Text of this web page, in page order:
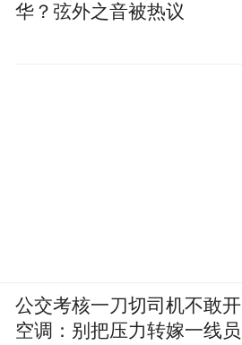
华？弦外之音被热议
公交考核一刀切司机不敢开
空调：别把压力转嫁一线员